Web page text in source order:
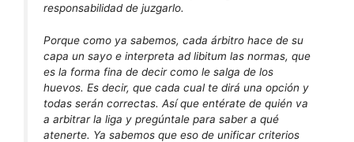
responsabilidad de juzgarlo.
Porque como ya sabemos, cada árbitro hace de su
capa un sayo e interpreta ad libitum las normas, que
es la forma fina de decir como le salga de los
huevos. Es decir, que cada cual te dirá una opción y
todas serán correctas. Así que entérate de quién va
a arbitrar la liga y pregúntale para saber a qué
atenerte. Ya sabemos que eso de unificar criterios